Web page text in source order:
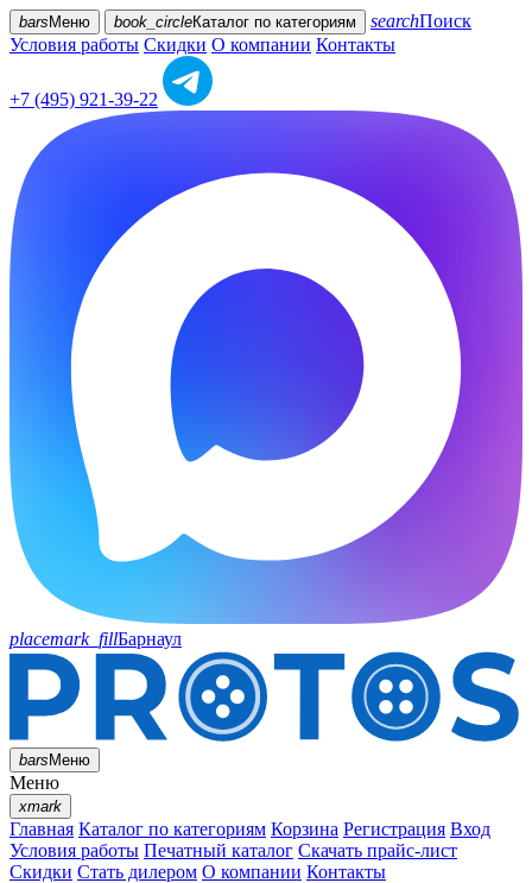
bars Меню book_circleКаталог по категориям searchПоиск
Условия работы Скидки О компании Контакты
+7 (495) 921-39-22
placemark_fillБарнаул
barsМеню
Меню
xmark
Главная Каталог по категориям Корзина Регистрация Вход
Условия работы Печатный каталог Скачать прайс-лист
Скидки Стать дилером О компании Контакты